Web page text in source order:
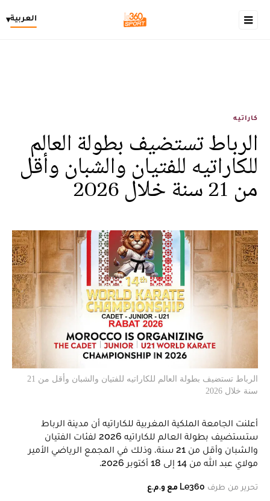
العربية▾
كاراتيه
الرباط تستضيف بطولة العالم
للكاراتيه للفتيان والشبان وأقل
من 21 سنة خلال 2026
الرباط تستضيف بطولة العالم للكاراتيه للفتيان والشبان وأقل من 21
سنة خلال 2026
أعلنت الجامعة الملكية المغربية للكاراتيه أن مدينة الرباط
ستستضيف بطولة العالم للكاراتيه 2026 لفئات الفتيان
والشبان وأقل من 21 سنة، وذلك في المجمع الرياضي الأمير
مولاي عبد الله من 14 إلى 18 أكتوبر 2026.
تحرير من طرف Le360 مع و.م.ع